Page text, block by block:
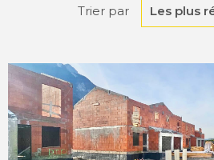
Trier par Les plus
VOIR LE